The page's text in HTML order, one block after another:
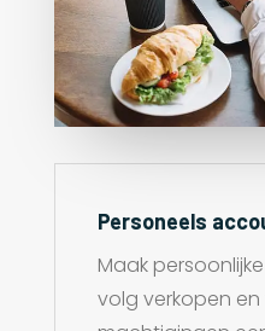
Personeels
Maak
volg verkopen